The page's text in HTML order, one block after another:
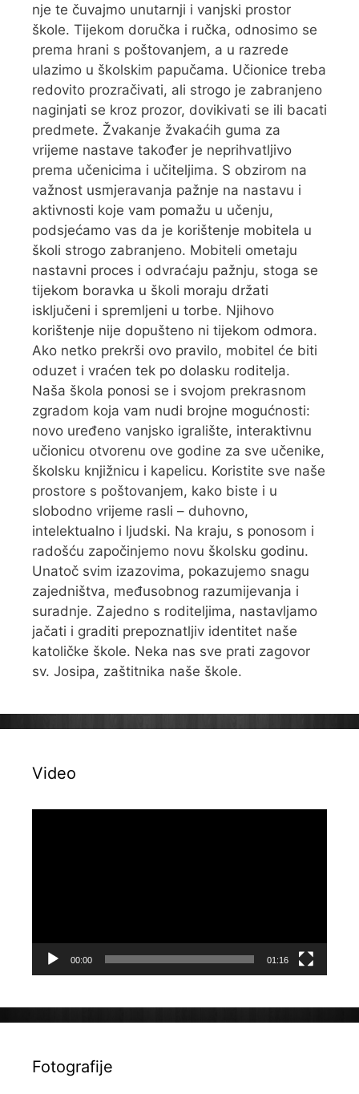
nje te čuvajmo unutarnji i vanjski prostor
škole. Tijekom doručka i ručka, odnosimo se
prema hrani s poštovanjem, a u razrede
ulazimo u školskim papučama. Učionice treba
redovito prozračivati, ali strogo je zabranjeno
naginjati se kroz prozor, dovikivati se ili bacati
predmete. Žvakanje žvakaćih guma za
vrijeme nastave također je neprihvatljivo
prema učenicima i učiteljima. S obzirom na
važnost usmjeravanja pažnje na nastavu i
aktivnosti koje vam pomažu u učenju,
podsjećamo vas da je korištenje mobitela u
školi strogo zabranjeno. Mobiteli ometaju
nastavni proces i odvraćaju pažnju, stoga se
tijekom boravka u školi moraju držati
isključeni i spremljeni u torbe. Njihovo
korištenje nije dopušteno ni tijekom odmora.
Ako netko prekrši ovo pravilo, mobitel će biti
oduzet i vraćen tek po dolasku roditelja.
Naša škola ponosi se i svojom prekrasnom
zgradom koja vam nudi brojne mogućnosti:
novo uređeno vanjsko igralište, interaktivnu
učionicu otvorenu ove godine za sve učenike,
školsku knjižnicu i kapelicu. Koristite sve naše
prostore s poštovanjem, kako biste i u
slobodno vrijeme rasli – duhovno,
intelektualno i ljudski. Na kraju, s ponosom i
radošću započinjemo novu školsku godinu.
Unatoč svim izazovima, pokazujemo snagu
zajedništva, međusobnog razumijevanja i
suradnje. Zajedno s roditeljima, nastavljamo
jačati i graditi prepoznatljiv identitet naše
katoličke škole. Neka nas sve prati zagovor
sv. Josipa, zaštitnika naše škole.
Video
00:00 01:16
Fotografije